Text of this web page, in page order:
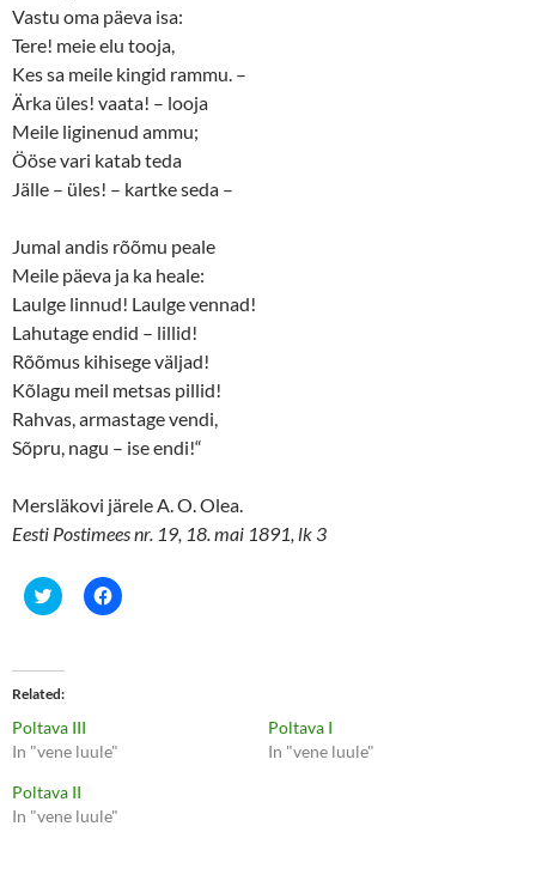
Vastu oma päeva isa:
Tere! meie elu tooja,
Kes sa meile kingid rammu. –
Ärka üles! vaata! – looja
Meile liginenud ammu;
Ööse vari katab teda
Jälle – üles! – kartke seda –
Jumal andis rõõmu peale
Meile päeva ja ka heale:
Laulge linnud! Laulge vennad!
Lahutage endid – lillid!
Rõõmus kihisege väljad!
Kõlagu meil metsas pillid!
Rahvas, armastage vendi,
Sõpru, nagu – ise endi!“
Mersläkovi järele A. O. Olea.
Eesti Postimees nr. 19, 18. mai 1891, lk 3
C
l
t
o
s
a
r
e
n
T
w
C
l
r
F
Related
Poltava III
In "vene luule"
Poltava I
In "vene luule"
Poltava II
In "vene luule"